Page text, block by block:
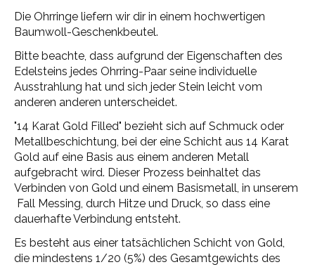
Die Ohrringe liefern wir dir in einem hochwertigen
Baumwoll-Geschenkbeutel.
Bitte beachte, dass aufgrund der Eigenschaften des
Edelsteins jedes Ohrring-Paar seine individuelle
Ausstrahlung hat und sich jeder Stein leicht vom
anderen anderen unterscheidet.
"14 Karat Gold Filled" bezieht sich auf Schmuck oder
Metallbeschichtung, bei der eine Schicht aus 14 Karat
Gold auf eine Basis aus einem anderen Metall
aufgebracht wird. Dieser Prozess beinhaltet das
Verbinden von Gold und einem Basismetall, in unserem
Fall Messing, durch Hitze und Druck, so dass eine
dauerhafte Verbindung entsteht.
Es besteht aus einer tatsächlichen Schicht von Gold,
die mindestens 1/20 (5%) des Gesamtgewichts des